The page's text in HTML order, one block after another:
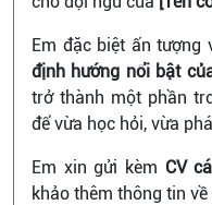
Em đặc biệt ấn tượng
định hướng nổi bật
trở thành một phần
để vừa học hỏi, vừa
Em xin gửi kèm CV
khảo thêm thông tin